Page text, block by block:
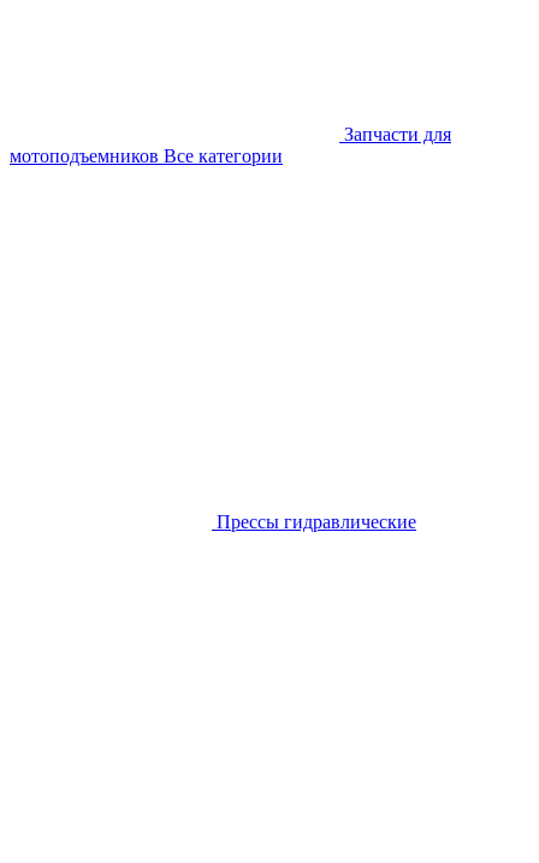
Запчасти для
мотоподъемников Все категории
Прессы гидравлические